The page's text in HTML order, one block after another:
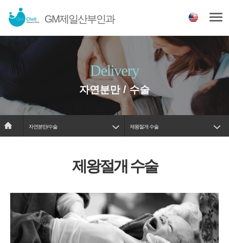
GM제일산부인과
Delivery
자연분만 / 수술
자연분만/수술 제왕절개 수술
제왕절개 수술